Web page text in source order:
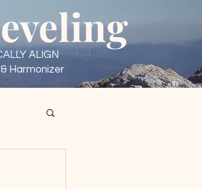
ALIGN
Harmonizer